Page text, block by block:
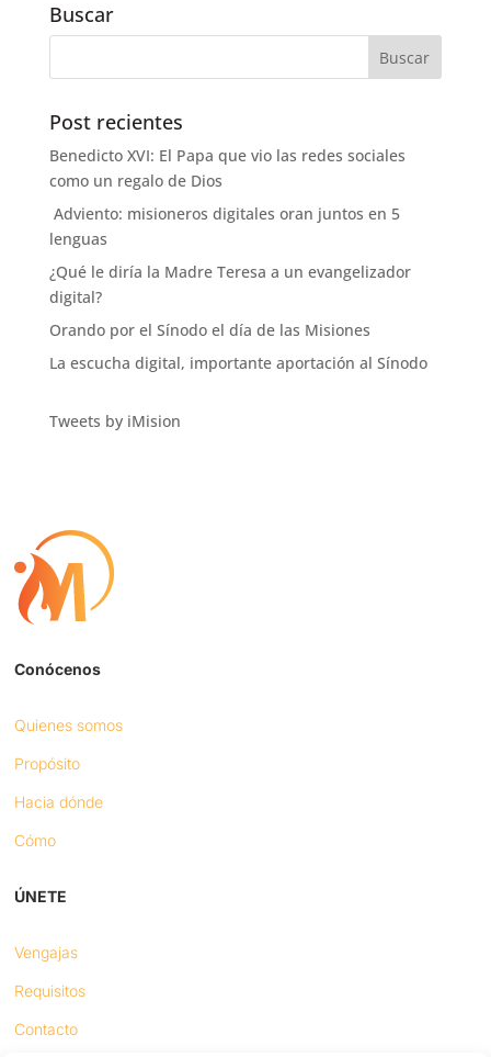
Buscar
Post recientes
Benedicto XVI: El Papa que vio las redes sociales
como un regalo de Dios
Adviento: misioneros digitales oran juntos en 5
lenguas
¿Qué le diría la Madre Teresa a un evangelizador
digital?
Orando por el Sínodo el día de las Misiones
La escucha digital, importante aportación al Sínodo
Tweets by iMision
Conócenos
Quienes somos
Propósito
Hacia dónde
Cómo
ÚNETE
Vengajas
Requisitos
Contacto